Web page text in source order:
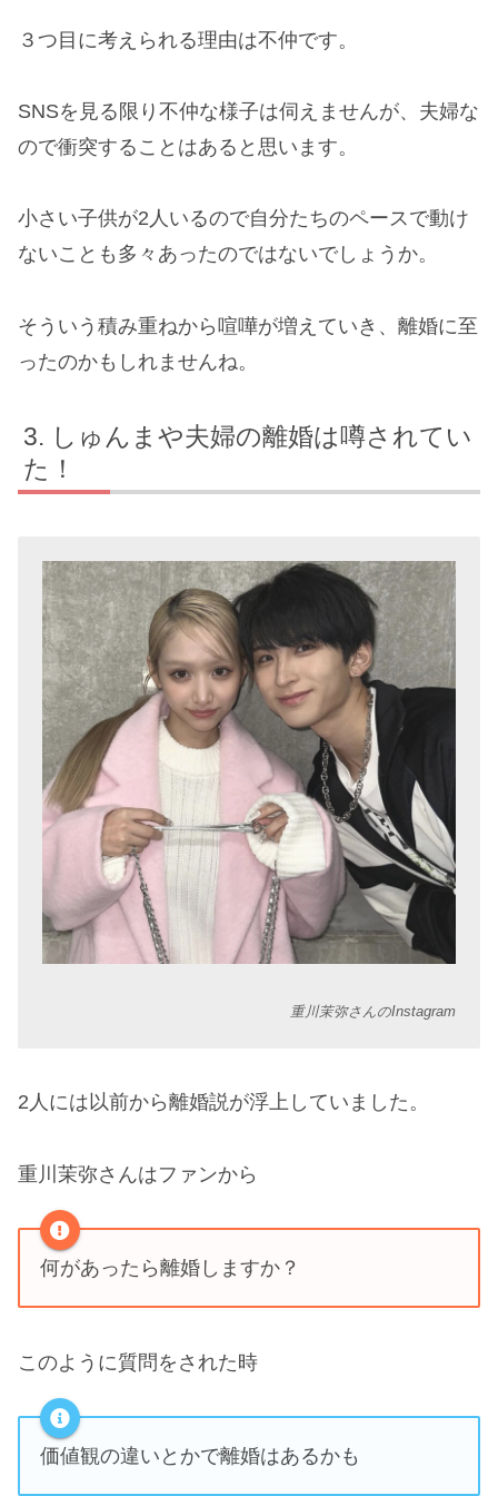
３つ目に考えられる理由は不仲です。
SNSを見る限り不仲な様子は伺えませんが、夫婦な
ので衝突することはあると思います。
小さい子供が2人いるので自分たちのペースで動け
ないことも多々あったのではないでしょうか。
そういう積み重ねから喧嘩が増えていき、離婚に至
ったのかもしれませんね。
しゅんまや夫婦の離婚は噂されてい
た！
重川茉弥さんのInstagram
2人には以前から離婚説が浮上していました。
重川茉弥さんはファンから
何があったら離婚しますか？
このように質問をされた時
価値観の違いとかで離婚はあるかも